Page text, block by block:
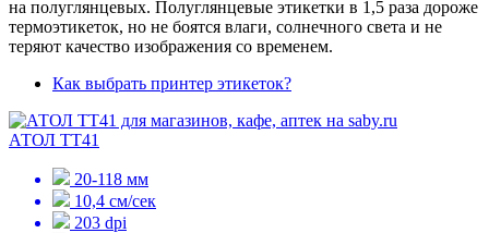
на полуглянцевых. Полуглянцевые этикетки в 1,5 раза дороже
термоэтикеток, но не боятся влаги, солнечного света и не
теряют качество изображения со временем.
Как выбрать принтер этикеток?
АТОЛ ТТ41
20-118 мм
10,4 см/сек
203 dpi